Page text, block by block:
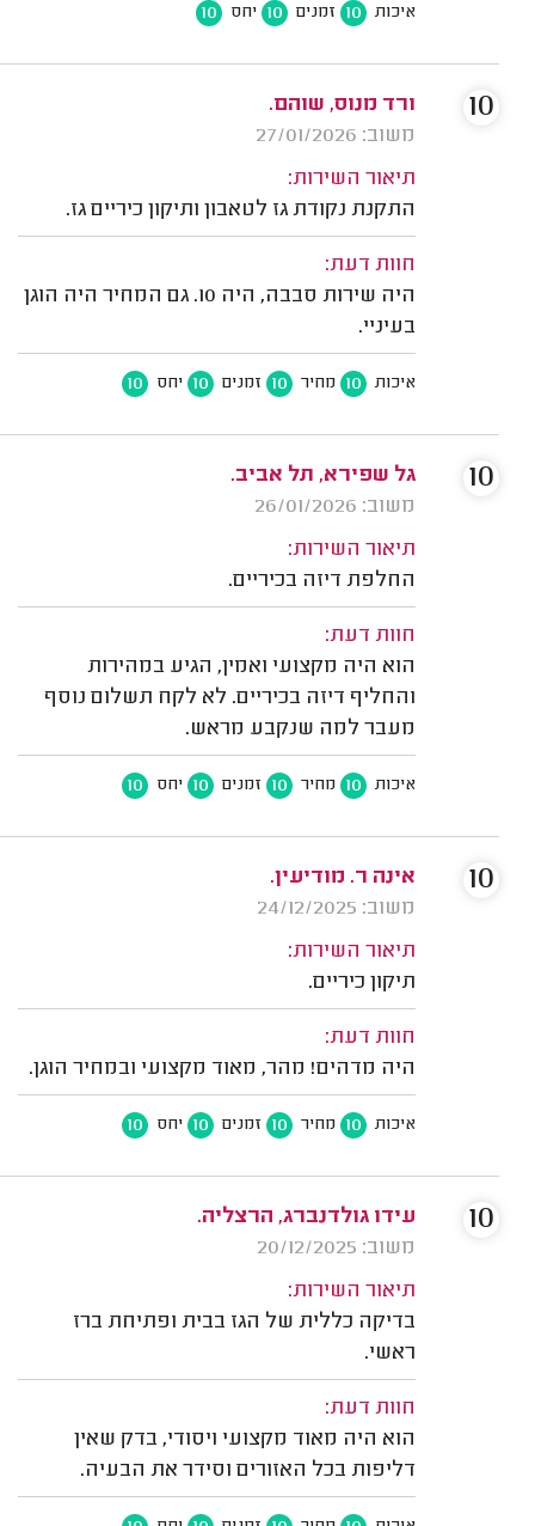
איכות 10 זמנים 10 יחס 10
ורד מנוס, שוהם.
משוב: 27/01/2026
תיאור השירות:
התקנת נקודת גז לטאבון ותיקון כיריים גז.
חוות דעת:
היה שירות סבבה, היה 10. גם המחיר היה הוגן
בעיניי.
איכות 10 מחיר 10 זמנים 10 יחס 10
10
גל שפירא, תל אביב.
משוב: 26/01/2026
תיאור השירות:
החלפת דיזה בכיריים.
חוות דעת:
הוא היה מקצועי ואמין, הגיע במהירות
והחליף דיזה בכיריים. לא לקח תשלום נוסף
מעבר למה שנקבע מראש.
איכות 10 מחיר 10 זמנים 10 יחס 10
10
אינה ר. מודיעין.
משוב: 24/12/2025
תיאור השירות:
תיקון כיריים.
חוות דעת:
היה מדהים! מהר, מאוד מקצועי ובמחיר הוגן.
איכות 10 מחיר 10 זמנים 10 יחס 10
10
עידו גולדנברג, הרצליה.
משוב: 20/12/2025
תיאור השירות:
בדיקה כללית של הגז בבית ופתיחת ברז
ראשי.
חוות דעת:
הוא היה מאוד מקצועי ויסודי, בדק שאין
דליפות בכל האזורים וסידר את הבעיה.
10